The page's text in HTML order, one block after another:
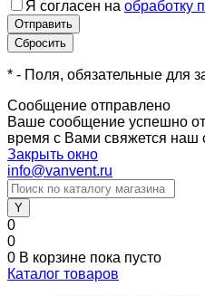
Я согласен на обработку
* - Поля, обязательные для
Сообщение отправлено
Ваше сообщение успешно
время с Вами свяжется наш
Закрыть окно
info@vanvent.ru
0
0
0 В корзине пока пусто
Каталог товаров